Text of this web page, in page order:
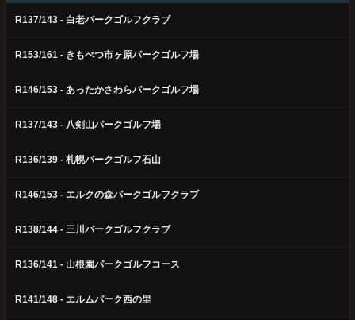
R137/143 - 白老パークゴルフクラブ
R153/161 - きもべつ市ヶ原パークゴルフ場
R146/153 - あったかさわらパークゴルフ場
R137/143 - 八剣山パークゴルフ場
R136/139 - 札幌パークゴルフ石山
R146/153 - エルクの森パークゴルフクラブ
R138/144 - 三川パークゴルフクラブ
R136/141 - 山根園パークゴルフコース
R141/148 - エルムパーク西の里